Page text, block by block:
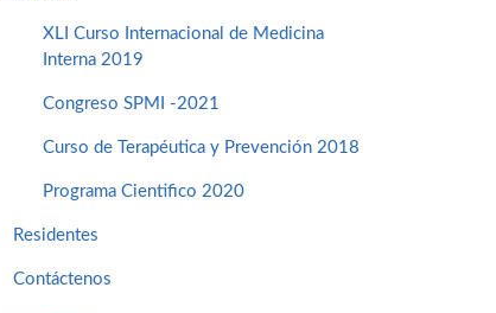
XLI Curso Internacional de Medicina
Interna 2019
Congreso SPMI -2021
Curso de Terapéutica y Prevención 2018
Programa Cientifico 2020
Residentes
Contáctenos